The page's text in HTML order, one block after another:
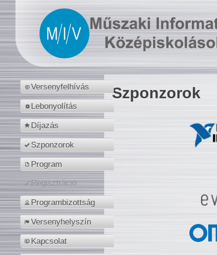
Versenyfelhívás
Lebonyolítás
Díjazás
Szponzorok
Program
Regisztráció
Programbizottság
Versenyhelyszín
Kapcsolat
Szponzorok